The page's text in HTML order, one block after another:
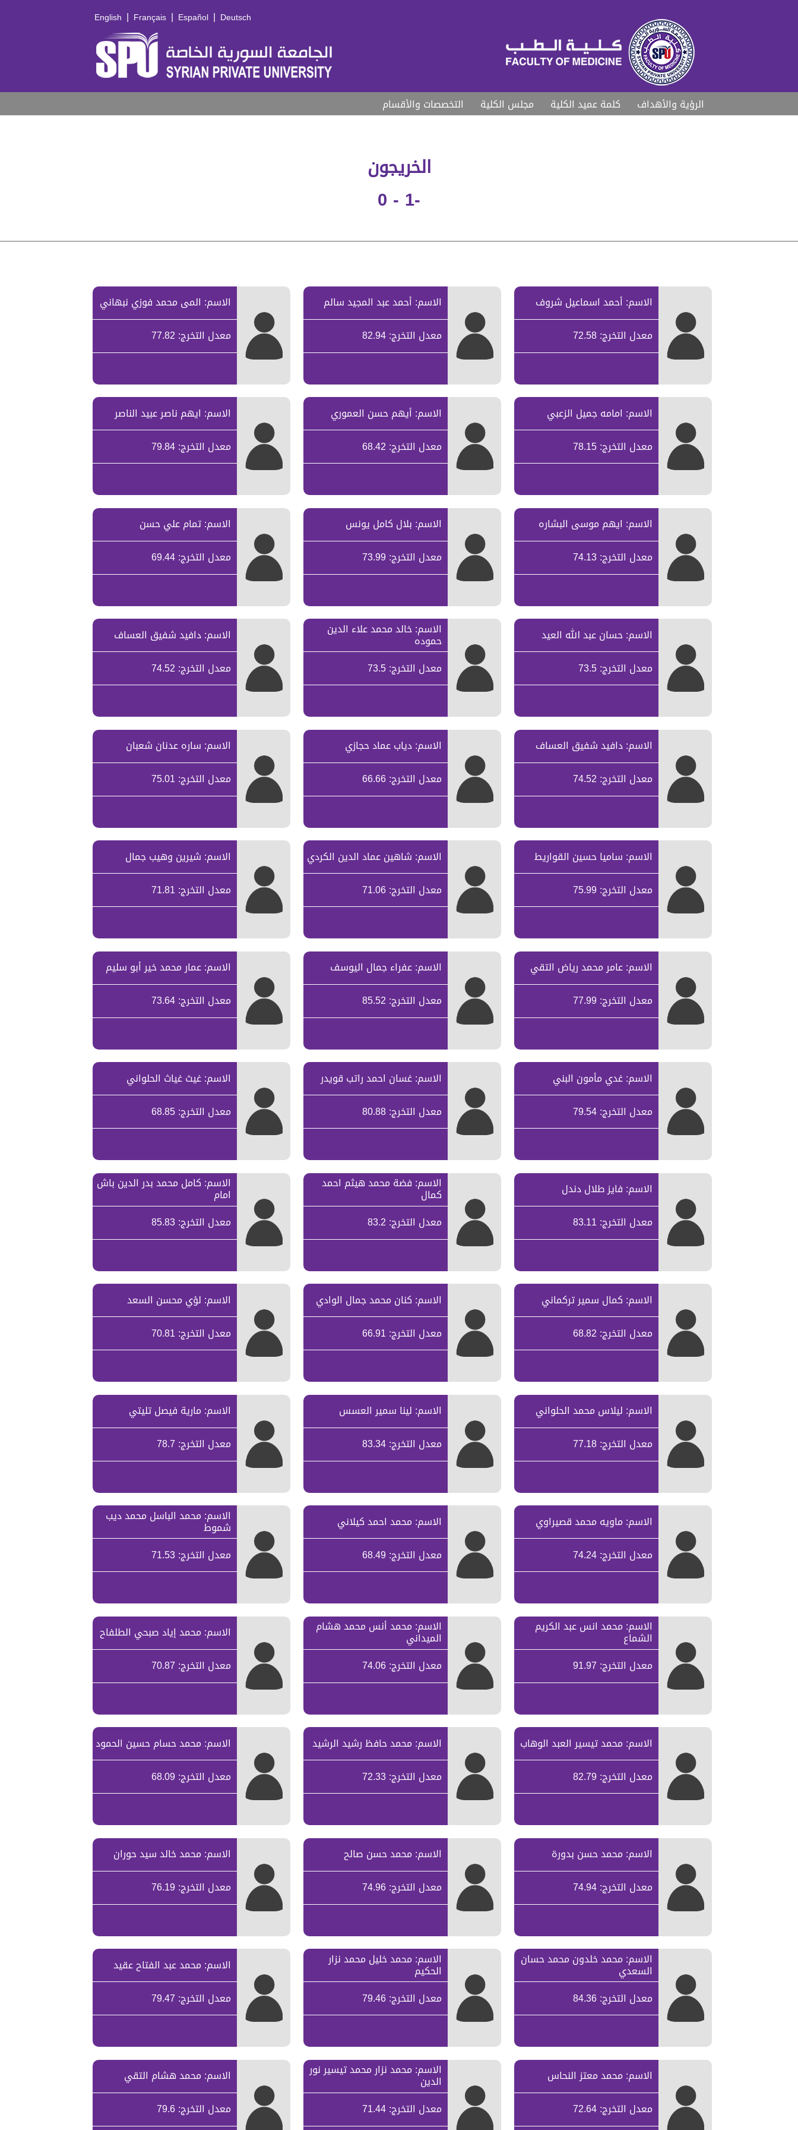
English | Français | Español | Deutsch
الرؤية والأهداف كلمة عميد الكلية مجلس الكلية التخصصات والأقسام
الخريجون
-1 - 0
الاسم: أحمد اسماعيل شروف
معدل التخرج: 72.58
الاسم: أحمد عبد المجيد سالم
معدل التخرج: 82.94
الاسم: المى محمد فوزي نبهاني
معدل التخرج: 77.82
الاسم: امامه جميل الزعبي
معدل التخرج: 78.15
الاسم: أيهم حسن العموري
معدل التخرج: 68.42
الاسم: ايهم ناصر عبيد الناصر
معدل التخرج: 79.84
الاسم: ايهم موسى البشاره
معدل التخرج: 74.13
الاسم: بلال كامل يونس
معدل التخرج: 73.99
الاسم: تمام علي حسن
معدل التخرج: 69.44
الاسم: حسان عبد الله العيد
معدل التخرج: 73.5
الاسم: خالد محمد علاء الدين
حموده
معدل التخرج: 73.5
الاسم: دافيد شفيق العساف
معدل التخرج: 74.52
الاسم: دافيد شفيق العساف
معدل التخرج: 74.52
الاسم: دياب عماد حجازي
معدل التخرج: 66.66
الاسم: ساره عدنان شعبان
معدل التخرج: 75.01
الاسم: ساميا حسين القواريط
معدل التخرج: 75.99
الاسم: شاهين عماد الدين الكردي
معدل التخرج: 71.06
الاسم: شيرين وهيب جمال
معدل التخرج: 71.81
الاسم: عامر محمد رياض التقي
معدل التخرج: 77.99
الاسم: عفراء جمال اليوسف
معدل التخرج: 85.52
الاسم: عمار محمد خير أبو سليم
معدل التخرج: 73.64
الاسم: غدي مأمون البني
معدل التخرج: 79.54
الاسم: غسان احمد راتب قويدر
معدل التخرج: 80.88
الاسم: غيث غياث الحلواني
معدل التخرج: 68.85
الاسم: فايز طلال دندل
معدل التخرج: 83.11
الاسم: فضة محمد هيثم احمد
كمال
معدل التخرج: 83.2
الاسم: كامل محمد بدر الدين باش
امام
معدل التخرج: 85.83
الاسم: كمال سمير تركماني
معدل التخرج: 68.82
الاسم: كنان محمد جمال الوادي
معدل التخرج: 66.91
الاسم: لؤي محسن السعد
معدل التخرج: 70.81
الاسم: ليلاس محمد الحلواني
معدل التخرج: 77.18
الاسم: لينا سمير العسس
معدل التخرج: 83.34
الاسم: مارية فيصل تليتي
معدل التخرج: 78.7
الاسم: ماويه محمد قصيراوي
معدل التخرج: 74.24
الاسم: محمد احمد كيلاني
معدل التخرج: 68.49
الاسم: محمد الباسل محمد ديب
شموط
معدل التخرج: 71.53
الاسم: محمد انس عبد الكريم
الشماع
معدل التخرج: 91.97
الاسم: محمد أنس محمد هشام
الميداني
معدل التخرج: 74.06
الاسم: محمد إياد صبحي الطلفاح
معدل التخرج: 70.87
الاسم: محمد تيسير العبد الوهاب
معدل التخرج: 82.79
الاسم: محمد حافظ رشيد الرشيد
معدل التخرج: 72.33
الاسم: محمد حسام حسين الحمود
معدل التخرج: 68.09
الاسم: محمد حسن بدورة
معدل التخرج: 74.94
الاسم: محمد حسن صالح
معدل التخرج: 74.96
الاسم: محمد خالد سيد حوران
معدل التخرج: 76.19
الاسم: محمد خلدون محمد حسان
السعدي
معدل التخرج: 84.36
الاسم: محمد خليل محمد نزار
الحكيم
معدل التخرج: 79.46
الاسم: محمد عبد الفتاح عقيد
معدل التخرج: 79.47
الاسم: محمد معتز النحاس
معدل التخرج: 72.64
الاسم: محمد نزار محمد تيسير نور
الدين
معدل التخرج: 71.44
الاسم: محمد هشام التقي
معدل التخرج: 79.6